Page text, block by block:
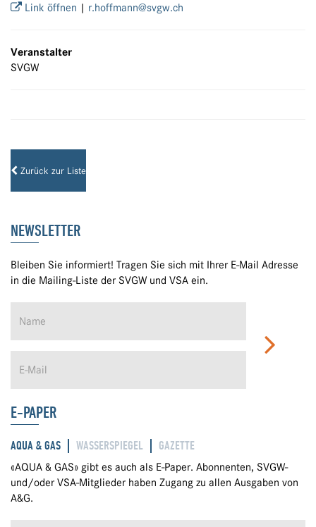
Link öffnen | r.hoffmann@svgw.ch
Veranstalter
SVGW
Zurück zur Liste
NEWSLETTER
Bleiben Sie informiert! Tragen Sie sich mit Ihrer E-Mail Adresse
in die Mailing-Liste der SVGW und VSA ein.
E-PAPER
AQUA & GAS WASSERSPIEGEL GAZETTE
«AQUA & GAS» gibt es auch als E-Paper. Abonnenten, SVGW-
und/oder VSA-Mitglieder haben Zugang zu allen Ausgaben von
A&G.